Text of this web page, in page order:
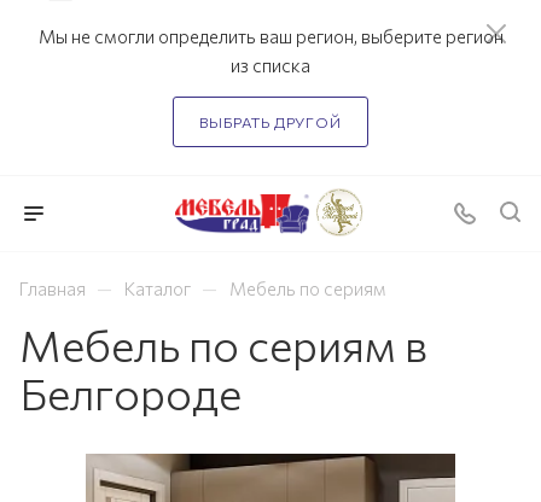
Мы не смогли определить ваш регион, выберите регион
из списка
ВЫБРАТЬ ДРУГОЙ
Главная — Каталог — Мебель по сериям
Мебель по сериям в
Белгороде